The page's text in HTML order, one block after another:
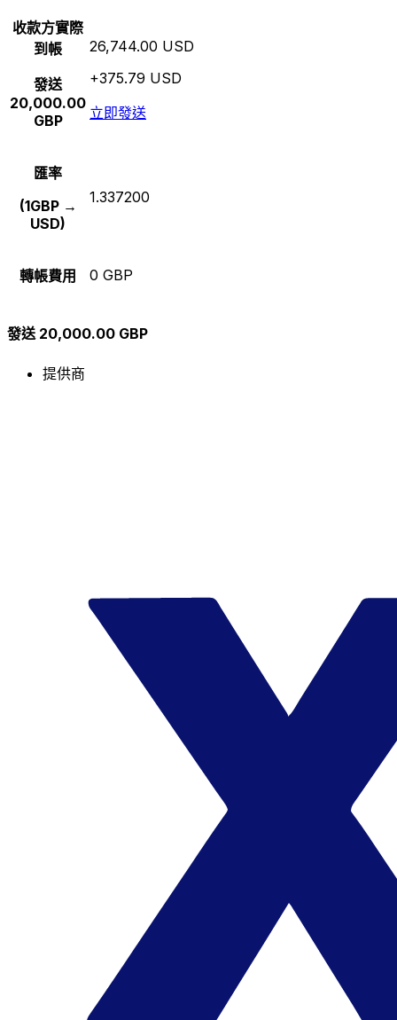
收款方實際
到帳
發送
20,000.00
GBP
26,744.00 USD
+375.79 USD
立即發送
匯率
(1GBP →
USD)
1.337200
轉帳費用 0 GBP
發送 20,000.00 GBP
提供商